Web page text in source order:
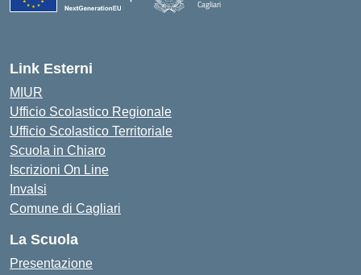
Cagliari
— Visita la pagina iniziale della scuola
Link Esterni
MIUR
Ufficio Scolastico Regionale
Ufficio Scolastico Territoriale
Scuola in Chiaro
Iscrizioni On Line
Invalsi
Comune di Cagliari
La Scuola
Presentazione